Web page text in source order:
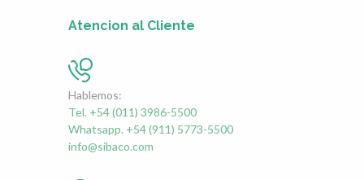
Atencion al Cliente
Hablemos:
Tel. +54 (011) 3986-5500
Whatsapp. +54 (911) 5773-5500
info@sibaco.com